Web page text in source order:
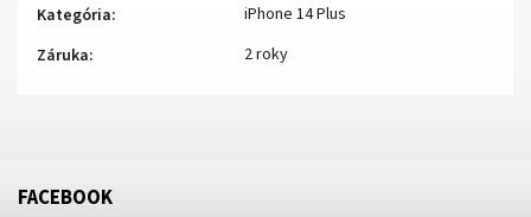
Kategória:
iPhone 14 Plus
Záruka: 2 roky
FACEBOOK